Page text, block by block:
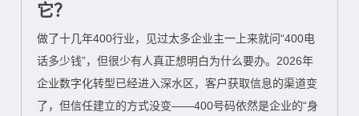
它？
做了十几年400行业，见过太多企业主一上来就问“400电
话多少钱”，但很少有人真正想明白为什么要办。2026年
企业数字化转型已经进入深水区，客户获取信息的渠道变
了，但信任建立的方式没变——400号码依然是企业的“身